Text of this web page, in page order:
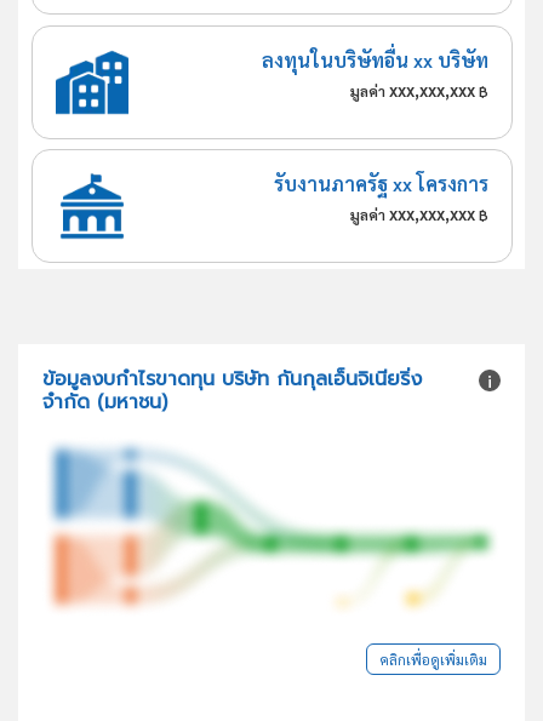
ลงทุนในบริษัทอื่น xx บริษัท
มูลค่า xxx,xxx,xxx ฿
รับงานภาครัฐ xx โครงการ
มูลค่า xxx,xxx,xxx ฿
ข้อมูลงบกำไรขาดทุน บริษัท กันกุลเอ็นจิเนียริ่ง
จำกัด (มหาชน)
คลิกเพื่อดูเพิ่มเติม